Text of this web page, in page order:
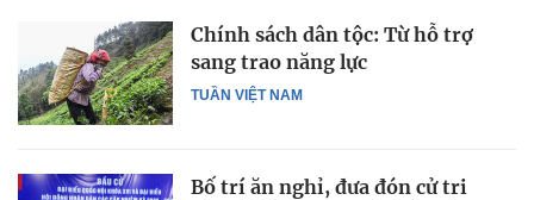
TUẦN VIỆT NAM
Chính sách dân tộc: Từ hỗ trợ
sang trao năng lực
Bố trí ăn nghỉ, đưa đón cử tri